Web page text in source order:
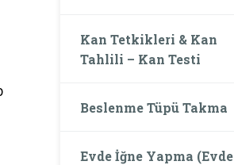
Kan Tetkikleri & Kan
Tahlili – Kan Testi
Beslenme Tüpü Takma
Evde İğne Yapma (Evde